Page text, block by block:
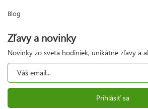
Blog
Zľavy a novinky
Novinky zo sveta hodiniek, unikátne zľavy a
Prihlásiť sa